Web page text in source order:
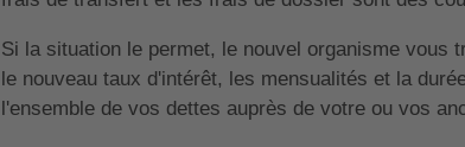
Si la situation le permet, le nouvel organisme vous
le nouveau taux d'intérêt, les mensualités et la
l'ensemble de vos dettes auprès de votre ou vos